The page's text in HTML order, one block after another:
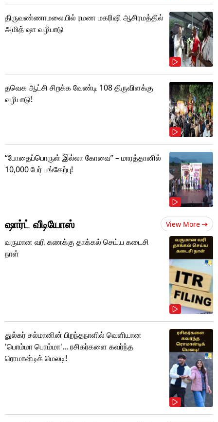
திருவண்ணாமலையில் ரமண மகரிஷி ஆசிரமத்தில்
அமித் ஷா வழிபாடு
தவெக ஆட்சி சிறக்க வேண்டி 108 திருவிளக்கு
வழிபாடு!
“போதைப்பொருள் இல்லா கோவை” – மாரத்தானில்
10,000 பேர் பங்கேற்பு!
ஷார்ட் வீடியோஸ் View More
வருமான வரி கணக்கு தாக்கல் செய்ய கடைசி
நாள்
துல்கர் சல்மானின் பிறந்தநாளில் வெளியான
'பொம்மா பொம்மா'... ரசிகர்களை கவர்ந்த
ரொமான்டிக் மெலடி!